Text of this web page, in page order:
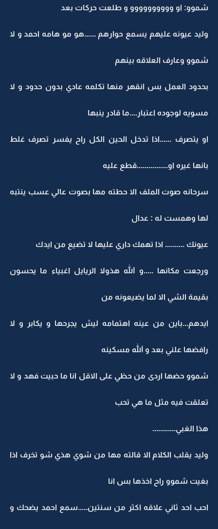
شموو: او وووووووووو و طلعت حركات بعد
وليد عيونه عليهم يسمع حوارهم ......هو مو هامه احمد و لا
شموو وعارف العلاقه بينهم
بحدود العمل بس انقهر منها تكلمه عادي بدون حدود و لا
مسويه لوجوده اعتبار....ما قادر ينبها
او يتصرف ......اذا تدخل الحين الكل راح يفسر تصرف غلط
بانها غيره او................قطع عليه
سرحانه صوت الملف الا حطته مها بصوت عالي عسب ينتبه
لها وهمست له : عدال
عيونك .......... اذا تهمك داري عليها لا تضيع من ايدك
ورجعت مكانها .....و الله هذولا الريايل اغبياء ما يحسون
بقيمة الشي الا لما يضيعونه من
ايدهم...باين من عينه اهتمامه ليش يجرحها و يكابر و لا
رافضها علني بعد و الله مسكينه
شموو حضها اردى من حظي على الاقل انا ما حبيت فهد و لا
تعلقت فيه مثل ما هي تحب
هذا الغبي............
وليد يقلب الكلام الا قالته مها من شوي هذي شو تخرف اذا
بغيت شموو راح اخذها بس انا
احب احد ثاني علاقه اكثر من سنتين.....سمع احمد يضحك و